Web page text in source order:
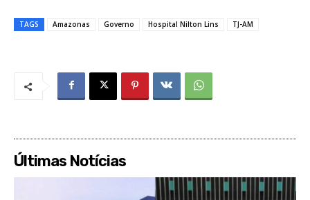
TAGS Amazonas Governo Hospital Nilton Lins TJ-AM
Últimas Notícias